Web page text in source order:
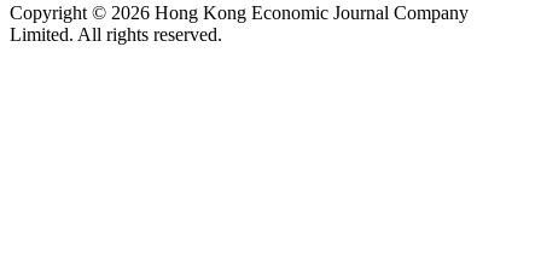
Copyright © 2026 Hong Kong Economic Journal Company
Limited. All rights reserved.